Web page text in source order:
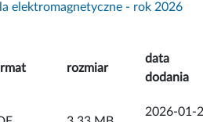
elektromagnetyczne - rok 2026
rozmiar
data
dodania
2026-01-